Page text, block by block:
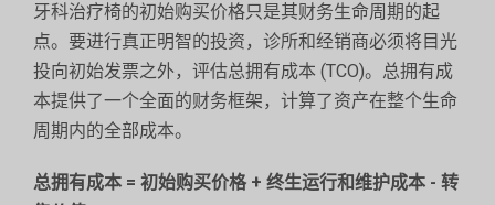
牙科治疗椅的初始购买价格只是其财务生命周期的起
点。要进行真正明智的投资，诊所和经销商必须将目光
投向初始发票之外，评估总拥有成本 (TCO)。总拥有成
本提供了一个全面的财务框架，计算了资产在整个生命
周期内的全部成本。
总拥有成本 = 初始购买价格 + 终生运行和维护成本 - 转